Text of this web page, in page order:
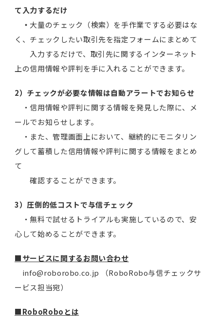
て入力するだけ
・ 大量のチェック（検索）を手作業でする必要はな
く、チェックしたい取引先を指定フォームにまとめて
入力するだけで、取引先に関するインターネット
上の信用情報や評判を手に入れることができます。
2）チェックが必要な情報は自動アラートでお知らせ
・信用情報や評判に関する情報を発見した際に、メ
ールでお知らせします。
・また、管理画面上において、継続的にモニタリン
グして蓄積した信用情報や評判に関する情報をまとめ
て
確認することができます。
3）圧倒的低コストで与信チェック
・無料で試せるトライアルも実施しているので、安
心して始めることができます。
■サービスに関するお問い合わせ
info@roborobo.co.jp （RoboRobo与信チェックサ
ービス担当宛）
■RoboRoboとは